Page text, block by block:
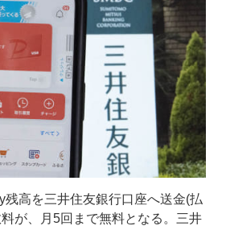
高を三井住友銀行口座へ送金(払
が、月5回まで無料となる。三井